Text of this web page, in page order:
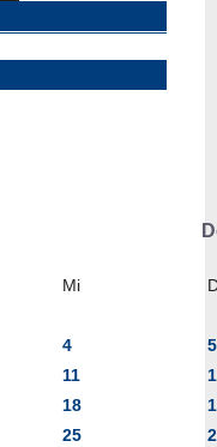
Mi
4
5
11
18
25